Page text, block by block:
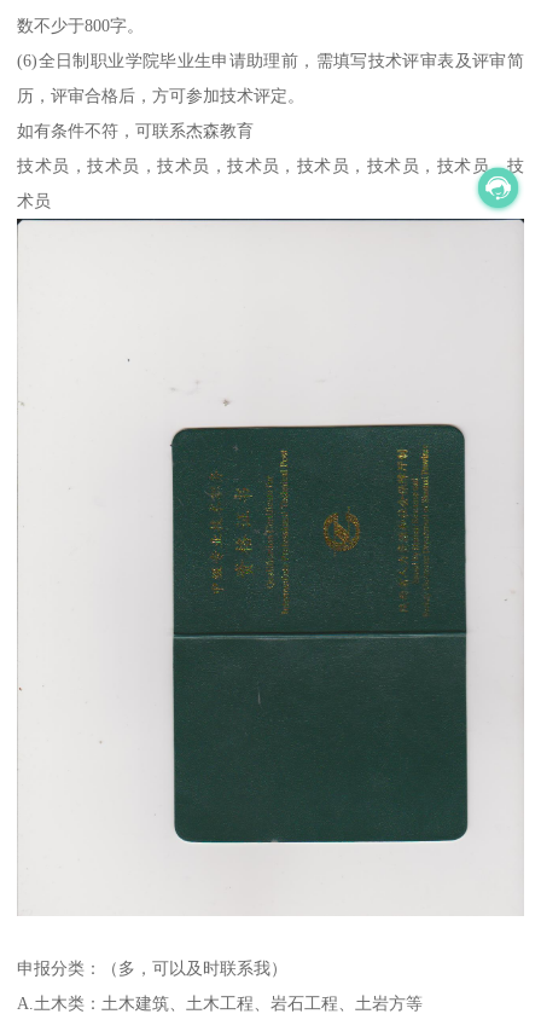
数不少于800字。
(6)全日制职业学院毕业生申请助理前，需填写技术评审表及评审简
历，评审合格后，方可参加技术评定。
如有条件不符，可联系杰森教育
技术员，技术员，技术员，技术员，技术员，技术员，技术员，技
术员
申报分类：（多，可以及时联系我）
A.土木类：土木建筑、土木工程、岩石工程、土岩方等